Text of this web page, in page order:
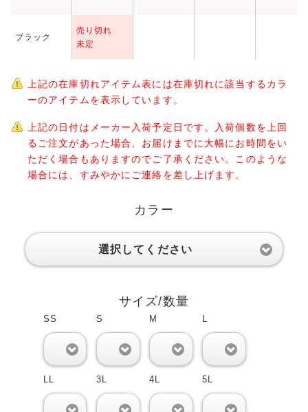
ブラック
売り切れ
未定
上記の在庫切れアイテム表には在庫切れに該当するカラ
ーのアイテムを表示しています。
上記の日付はメーカー入荷予定日です。入荷個数を上回
るご注文があった場合、お届けまでに大幅にお時間をい
ただく場合もありますのでご了承ください。このような
場合には、すみやかにご連絡を差し上げます。
カラー
選択してください
サイズ/数量
SS S M
3L 4L 5L